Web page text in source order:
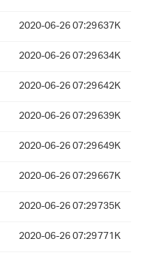
2020-06-26 07:29637K
2020-06-26 07:29634K
2020-06-26 07:29642K
2020-06-26 07:29639K
2020-06-26 07:29649K
2020-06-26 07:29667K
2020-06-26 07:29735K
2020-06-26 07:29771K